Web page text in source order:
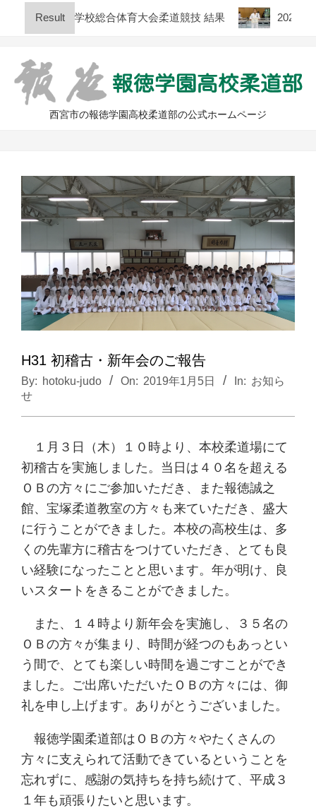
Result
庫県高等学校総合体育大会柔道競技 結果 2026年度
西宮市の報徳学園高校柔道部の公式ホームページ
Menu
H31 初稽古・新年会のご報告
By: hotoku-judo On: 2019年1月5日 In: お知ら
せ
１月３日（木）１０時より、本校柔道場にて
初稽古を実施しました。当日は４０名を超える
ＯＢの方々にご参加いただき、また報徳誠之
館、宝塚柔道教室の方々も来ていただき、盛大
に行うことができました。本校の高校生は、多
くの先輩方に稽古をつけていただき、とても良
い経験になったことと思います。年が明け、良
いスタートをきることができました。
また、１４時より新年会を実施し、３５名の
ＯＢの方々が集まり、時間が経つのもあっとい
う間で、とても楽しい時間を過ごすことができ
ました。ご出席いただいたＯＢの方々には、御
礼を申し上げます。ありがとうございました。
報徳学園柔道部はＯＢの方々やたくさんの
方々に支えられて活動できているということを
忘れずに、感謝の気持ちを持ち続けて、平成３
１年も頑張りたいと思います。